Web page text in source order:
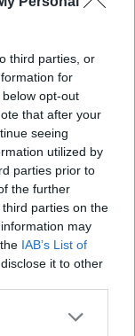
third parties, or
for
opt-out
that after your
seeing
utilized by
parties prior to
the further
parties on the
may
IAB’s List of
it to other